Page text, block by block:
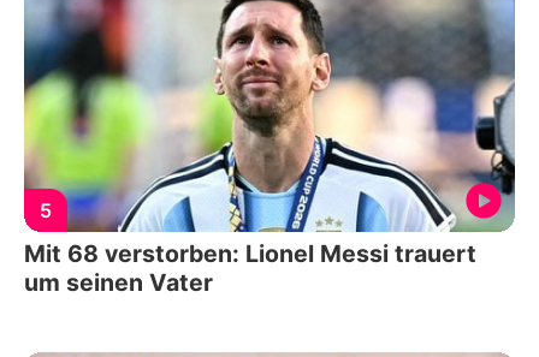
5
Mit 68 verstorben: Lionel Messi trauert
um seinen Vater